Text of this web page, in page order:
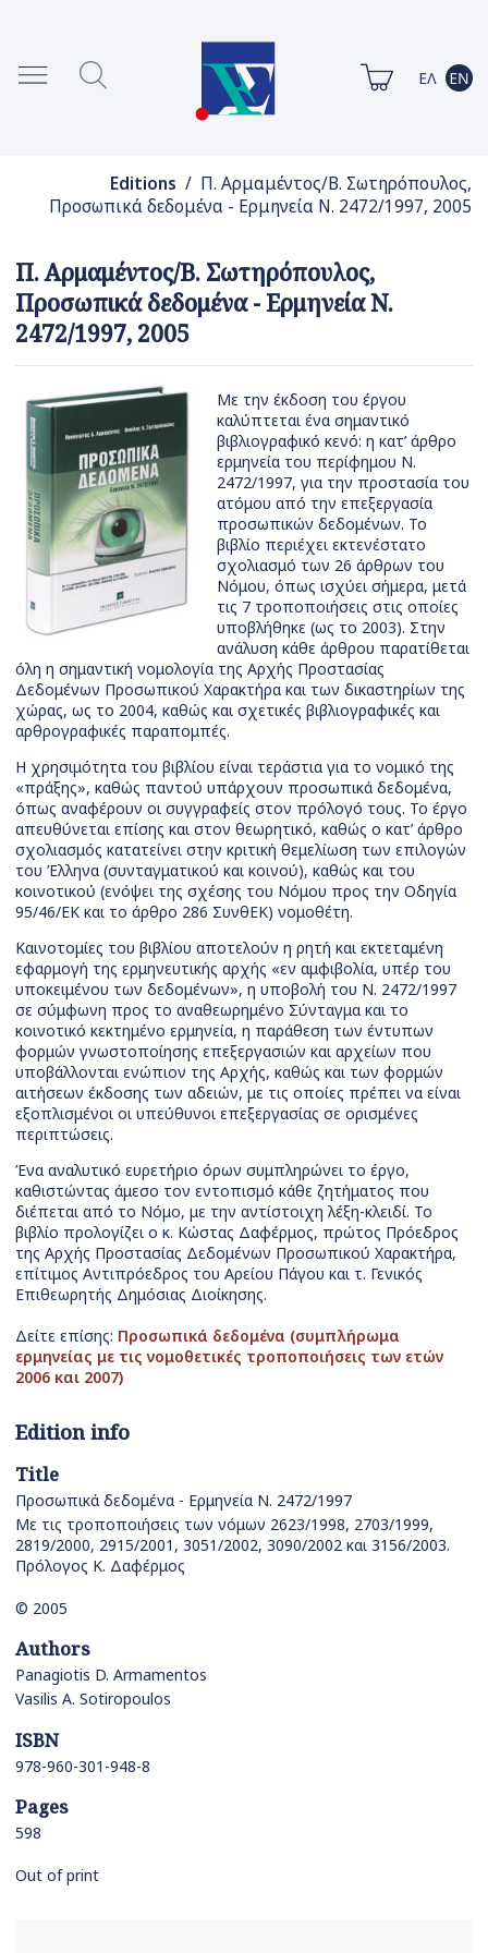
Editions / Π. Αρμαμέντος/Β. Σωτηρόπουλος,
Προσωπικά δεδομένα - Ερμηνεία Ν. 2472/1997, 2005
Π. Αρμαμέντος/Β. Σωτηρόπουλος,
Προσωπικά δεδομένα - Ερμηνεία Ν.
2472/1997, 2005
Με την έκδοση του έργου
καλύπτεται ένα σημαντικό
βιβλιογραφικό κενό: η κατ’ άρθρο
ερμηνεία του περίφημου Ν.
2472/1997, για την προστασία του
ατόμου από την επεξεργασία
προσωπικών δεδομένων. Το
βιβλίο περιέχει εκτενέστατο
σχολιασμό των 26 άρθρων του
Νόμου, όπως ισχύει σήμερα, μετά
τις 7 τροποποιήσεις στις οποίες
υποβλήθηκε (ως το 2003). Στην
ανάλυση κάθε άρθρου παρατίθεται
όλη η σημαντική νομολογία της Αρχής Προστασίας
Δεδομένων Προσωπικού Χαρακτήρα και των δικαστηρίων της
χώρας, ως το 2004, καθώς και σχετικές βιβλιογραφικές και
αρθρογραφικές παραπομπές.
Η χρησιμότητα του βιβλίου είναι τεράστια για το νομικό της
«πράξης», καθώς παντού υπάρχουν προσωπικά δεδομένα,
όπως αναφέρουν οι συγγραφείς στον πρόλογό τους. Το έργο
απευθύνεται επίσης και στον θεωρητικό, καθώς ο κατ’ άρθρο
σχολιασμός κατατείνει στην κριτική θεμελίωση των επιλογών
του Έλληνα (συνταγματικού και κοινού), καθώς και του
κοινοτικού (ενόψει της σχέσης του Νόμου προς την Οδηγία
95/46/ΕΚ και το άρθρο 286 ΣυνθΕΚ) νομοθέτη.
Καινοτομίες του βιβλίου αποτελούν η ρητή και εκτεταμένη
εφαρμογή της ερμηνευτικής αρχής «εν αμφιβολία, υπέρ του
υποκειμένου των δεδομένων», η υποβολή του Ν. 2472/1997
σε σύμφωνη προς το αναθεωρημένο Σύνταγμα και το
κοινοτικό κεκτημένο ερμηνεία, η παράθεση των έντυπων
φορμών γνωστοποίησης επεξεργασιών και αρχείων που
υποβάλλονται ενώπιον της Αρχής, καθώς και των φορμών
αιτήσεων έκδοσης των αδειών, με τις οποίες πρέπει να είναι
εξοπλισμένοι οι υπεύθυνοι επεξεργασίας σε ορισμένες
περιπτώσεις.
Ένα αναλυτικό ευρετήριο όρων συμπληρώνει το έργο,
καθιστώντας άμεσο τον εντοπισμό κάθε ζητήματος που
διέπεται από το Νόμο, με την αντίστοιχη λέξη-κλειδί. Το
βιβλίο προλογίζει ο κ. Κώστας Δαφέρμος, πρώτος Πρόεδρος
της Αρχής Προστασίας Δεδομένων Προσωπικού Χαρακτήρα,
επίτιμος Αντιπρόεδρος του Αρείου Πάγου και τ. Γενικός
Επιθεωρητής Δημόσιας Διοίκησης.
Δείτε επίσης: Προσωπικά δεδομένα (συμπλήρωμα
ερμηνείας με τις νομοθετικές τροποποιήσεις των ετών
2006 και 2007)
Edition info
Title
Προσωπικά δεδομένα - Ερμηνεία Ν. 2472/1997
Με τις τροποποιήσεις των νόμων 2623/1998, 2703/1999,
2819/2000, 2915/2001, 3051/2002, 3090/2002 και 3156/2003.
Πρόλογος Κ. Δαφέρμος
© 2005
Authors
Panagiotis D. Armamentos
Vasilis A. Sotiropoulos
ISBN
978-960-301-948-8
Pages
598
Out of print